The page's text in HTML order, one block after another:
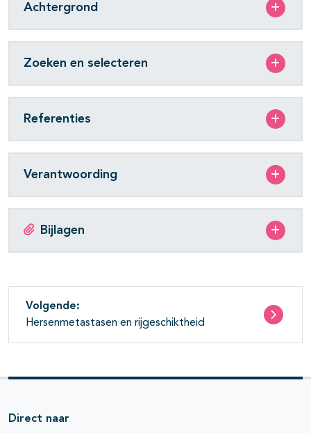
Achtergrond
Zoeken en selecteren
Referenties
Verantwoording
Bijlagen
Volgende:
Hersenmetastasen en rijgeschiktheid
Direct naar